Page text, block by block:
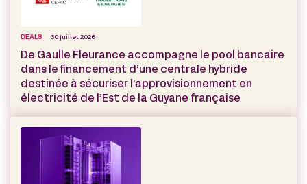
DEALS 30 juillet 2026
De Gaulle Fleurance accompagne le pool bancaire
dans le financement d’une centrale hybride
destinée à sécuriser l’approvisionnement en
électricité de l’Est de la Guyane française